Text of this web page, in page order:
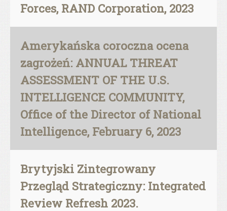
Forces, RAND Corporation, 2023
Amerykańska coroczna ocena
zagrożeń: ANNUAL THREAT
ASSESSMENT OF THE U.S.
INTELLIGENCE COMMUNITY,
Office of the Director of National
Intelligence, February 6, 2023
Brytyjski Zintegrowany
Przegląd Strategiczny: Integrated
Review Refresh 2023.